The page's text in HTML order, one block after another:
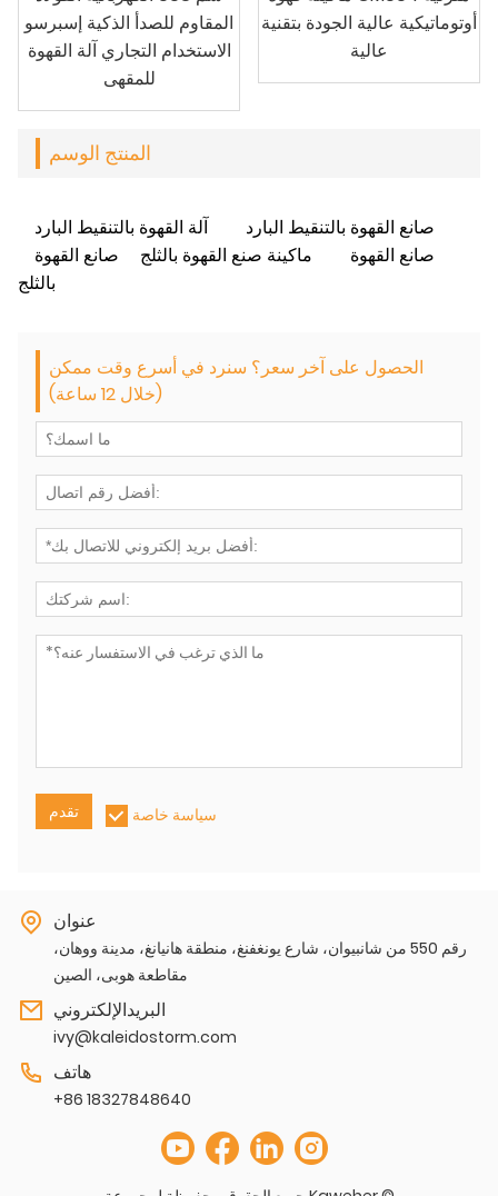
المقاوم للصدأ الذكية إسبرسو
الاستخدام التجاري آلة القهوة
للمقهى
أوتوماتيكية عالية الجودة بتقنية
عالية
المنتج الوسم
صانع القهوة بالتنقيط البارد
آلة القهوة بالتنقيط البارد
صانع القهوة
ماكينة صنع القهوة بالثلج
صانع القهوة
بالثلج
الحصول على آخر سعر؟ سنرد في أسرع وقت ممكن
(خلال 12 ساعة)
تقدم سياسة خاصة
عنوان
رقم 550 من شانبيوان، شارع يونغفنغ، منطقة هانيانغ، مدينة ووهان،
مقاطعة هوبى، الصين
البريدالإلكتروني
ivy@kaleidostorm.com
هاتف
+86 18327848640